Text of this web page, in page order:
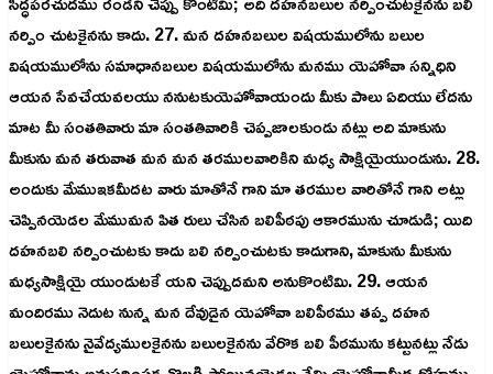
నర్పిం చుటకైనను కాదు. 27. మన దహనబలుల విషయములోను బలుల
విషయములోను సమాధానబలుల విషయములోను మనము యెహోవా సన్నిధిని
ఆయన సేవచేయవలయు ననుటకుయెహోవాయందు మీకు పాలు ఏదియు లేదను
మాట మీ సంతతివారు మా సంతతివారికి చెప్పజాలకుండు నట్లు అది మాకును
మీకును మన తరువాత మన మన తరములవారికిని మధ్య సాక్షియైయుండును. 28.
అందుకు మేముఇకమీదట వారు మాతోనే గాని మా తరముల వారితోనే గాని అట్లు
చెప్పినయెడల మేముమన పిత రులు చేసిన బలిపీఠపు ఆకారమును చూడుడి; యిది
దహనబలి నర్పించుటకు కాదు బలి నర్పించుటకు కాదుగాని, మాకును మీకును
మధ్యసాక్షియై యుండుటకే యని చెప్పుదమని అనుకొంటిమి. 29. ఆయన
మందిరము నెదుట నున్న మన దేవుడైన యెహోవా బలిపీఠము తప్ప దహన
బలులకైనను నైవేద్యములకైనను బలులకైనను వేరొక బలి పీఠమును కట్టునట్లు నేడు